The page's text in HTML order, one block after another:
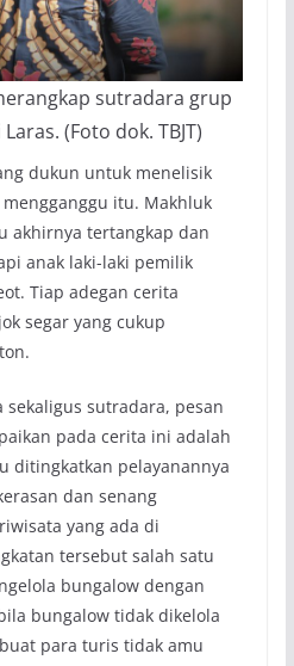
sutradara grup
(Foto dok. TBJT)
dukun untuk menelisik
itu. Makhluk
akhirnya tertangkap dan
anak laki-laki pemilik
Tiap adegan cerita
segar yang cukup
sutradara, pesan
pada cerita ini adalah
ditingkatkan pelayanannya
dan senang
yang ada di
tersebut salah satu
bungalow dengan
bungalow tidak dikelola
para turis tidak amu